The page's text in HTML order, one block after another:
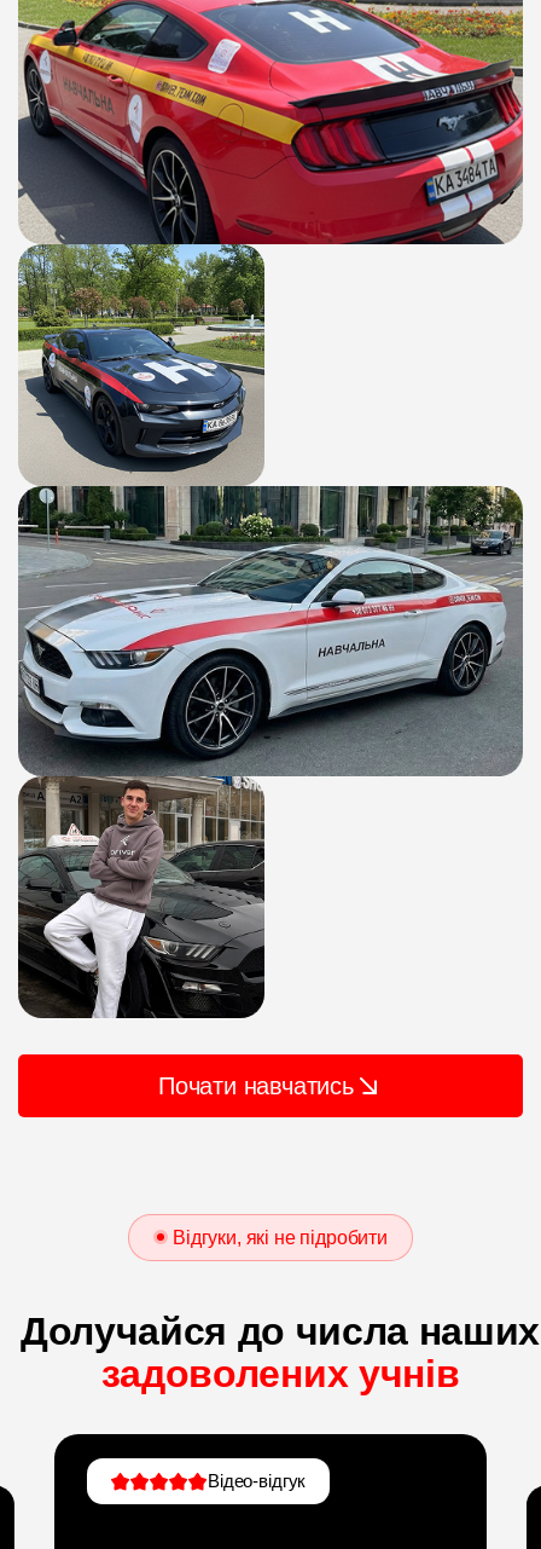
Почати навчатись
Відгуки, які не підробити
Долучайся до числа наших
задоволених учнів
Відео-відгук